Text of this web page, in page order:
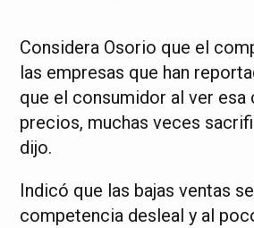
Considera Osorio que el
las empresas que han
que el consumidor al ver esa
precios, muchas veces
dijo.
Indicó que las bajas ventas
competencia desleal y al